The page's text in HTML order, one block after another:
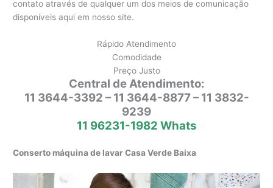
contato através de qualquer um dos meios de comunicação
disponíveis aqui em nosso site.
Rápido Atendimento
Comodidade
Preço Justo
Central de Atendimento:
11 3644-3392 – 11 3644-8877 – 11 3832-
9239
11 96231-1982 Whats
Conserto máquina de lavar Casa Verde Baixa